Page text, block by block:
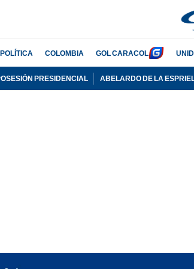
POLÍTICA COLOMBIA GOL CARACOL
PRESIDENCIAL ABELARDO DE LA